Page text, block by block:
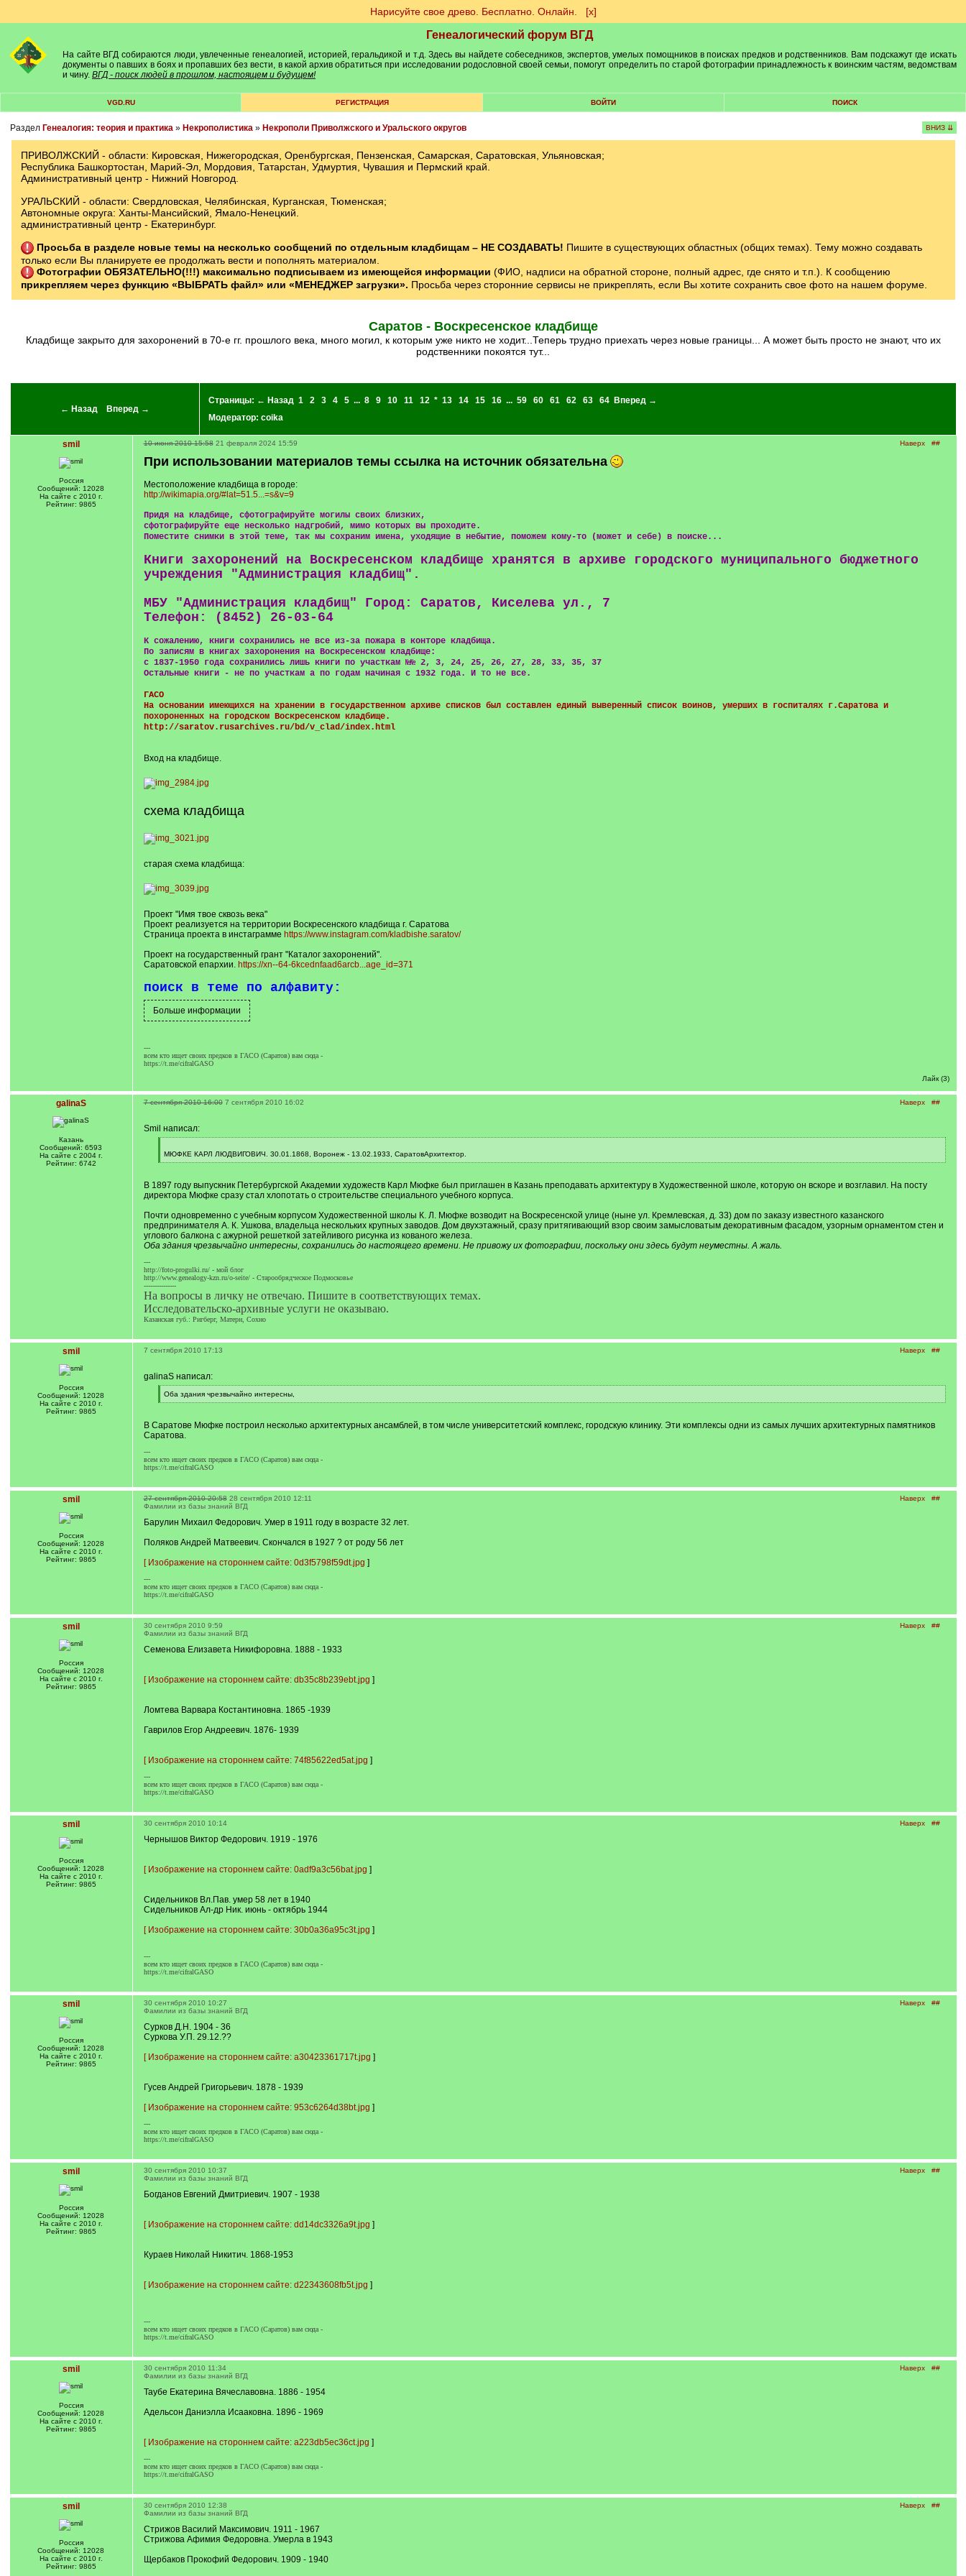
Нарисуйте свое древо. Бесплатно. Онлайн. [х]
Генеалогический форум ВГД
На сайте ВГД собираются люди, увлеченные генеалогией, историей, геральдикой и т.д. Здесь вы найдете собеседников, экспертов, умелых помощников в поисках предков и родственников. Вам подскажут где искать
документы о павших в боях и пропавших без вести, в какой архив обратиться при исследовании родословной своей семьи, помогут определить по старой фотографии принадлежность к воинским частям, ведомствам
и чину. ВГД - поиск людей в прошлом, настоящем и будущем!
VGD.RU РЕГИСТРАЦИЯ ВОЙТИ ПОИСК
Раздел Генеалогия: теория и практика» Некрополистика» Некрополи Приволжского и Уральского округов ВНИЗ ⇊
ПРИВОЛЖСКИЙ - области: Кировская, Нижегородская, Оренбургская, Пензенская, Самарская, Саратовская, Ульяновская;
Республика Башкортостан, Марий-Эл, Мордовия, Татарстан, Удмуртия, Чувашия и Пермский край.
Административный центр - Нижний Новгород.
УРАЛЬСКИЙ - области: Свердловская, Челябинская, Курганская, Тюменская;
Автономные округа: Ханты-Мансийский, Ямало-Ненецкий.
административный центр - Екатеринбург.
Просьба в разделе новые темы на несколько сообщений по отдельным кладбищам – НЕ СОЗДАВАТЬ! Пишите в существующих областных (общих темах). Тему можно создавать
только если Вы планируете ее продолжать вести и пополнять материалом.
Фотографии ОБЯЗАТЕЛЬНО(!!!) максимально подписываем из имеющейся информации (ФИО, надписи на обратной стороне, полный адрес, где снято и т.п.). К сообщению
прикрепляем через функцию «ВЫБРАТЬ файл» или «МЕНЕДЖЕР загрузки». Просьба через сторонние сервисы не прикреплять, если Вы хотите сохранить свое фото на нашем форуме.
Саратов - Воскресенское кладбище
кладбище закрыто для захоронений в 70-е гг. прошлого века, много могил, к которым уже никто не ходит...Теперь трудно приехать через новые границы... А может быть просто не знают, что их
родственники покоятся тут...
← Назад Вперед →
Страницы: ← Назад 1 2 3 4 5 ... 8 9 10 11 12 * 13 14 15 16 ... 59 60 61 62 63 64
Вперед →
Модератор: coika
smil
Россия
Сообщений: 12028
На сайте с 2010 г.
Рейтинг: 9865
Наверх ##
10 июня 2010 15:58 21 февраля 2024 15:59
При использовании материалов темы ссылка на источник обязательна
Местоположение кладбища в городе:
http://wikimapia.org/#lat=51.5...=s&v=9
Придя на кладбище, сфотографируйте могилы своих близких,
сфотографируйте еще несколько надгробий, мимо которых вы проходите.
Поместите снимки в этой теме, так мы сохраним имена, уходящие в небытие, поможем кому-то (может и себе) в поиске...
Книги захоронений на Воскресенском кладбище хранятся в архиве городского муниципального бюджетного
учреждения "Администрация кладбищ".
МБУ "Администрация кладбищ" Город: Саратов, Киселева ул., 7
Телефон: (8452) 26-03-64
К сожалению, книги сохранились не все из-за пожара в конторе кладбища.
По записям в книгах захоронения на Воскресенском кладбище:
с 1837-1950 года сохранились лишь книги по участкам №№ 2, 3, 24, 25, 26, 27, 28, 33, 35, 37
Остальные книги - не по участкам а по годам начиная с 1932 года. И то не все.
ГАСО
На основании имеющихся на хранении в государственном архиве списков был составлен единый выверенный список воинов, умерших в госпиталях г.Саратова и
похороненных на городском Воскресенском кладбище.
http://saratov.rusarchives.ru/bd/v_clad/index.html
Вход на кладбище.
схема кладбища
старая схема кладбища:
Проект "Имя твое сквозь века"
Проект реализуется на территории Воскресенского кладбища г. Саратова
Страница проекта в инстаграмме https://www.instagram.com/kladbishe.saratov/
Проект на государственный грант "Каталог захоронений".
Саратовской епархии. https://xn--64-6kcednfaad6arcb...age_id=371
поиск в теме по алфавиту:
---
всем кто ищет своих предков в ГАСО (Саратов) вам сюда -
https://t.me/cifralGASO
Лайк (3)
galinaS
Казань
Сообщений: 6593
На сайте с 2004 г.
Рейтинг: 6742
Наверх ##
7 сентября 2010 16:00 7 сентября 2010 16:02
Smil написал:
q
]
МЮФКЕ КАРЛ ЛЮДВИГОВИЧ. 30.01.1868, Воронеж - 13.02.1933, СаратовАрхитектор.
[
]
В 1897 году выпускник Петербургской Академии художеств Карл Мюфке был приглашен в Казань преподавать архитектуру в Художественной школе, которую он вскоре и возглавил. На посту
директора Мюфке сразу стал хлопотать о строительстве специального учебного корпуса.
Почти одновременно с учебным корпусом Художественной школы К. Л. Мюфке возводит на Воскресенской улице (ныне ул. Кремлевская, д. 33) дом по заказу известного казанского
предпринимателя А. К. Ушкова, владельца нескольких крупных заводов. Дом двухэтажный, сразу притягивающий взор своим замысловатым декоративным фасадом, узорным орнаментом стен и
углового балкона с ажурной решеткой затейливого рисунка из кованого железа.
Оба здания чрезвычайно интересны, сохранились до настоящего времени. Не привожу их фотографии, поскольку они здесь будут неуместны. А жаль.
---
http://foto-progulki.ru/ - мой блог
http://www.genealogy-kzn.ru/o-seite/ - Старообрядческое Подмосковье
---------------
На вопросы в личку не отвечаю. Пишите в соответствующих темах.
Исследовательско-архивные услуги не оказываю.
Казанская губ.: Ригберг, Матерн, Сохно
smil
Россия
Сообщений: 12028
На сайте с 2010 г.
Рейтинг: 9865
Наверх ##
7 сентября 2010 17:13
galinaS написал:
[
q
Оба здания чрезвычайно интересны,
[
]
В Саратове Мюфке построил несколько архитектурных ансамблей, в том числе университетский комплекс, городскую клинику. Эти комплексы одни из самых лучших архитектурных памятников
Саратова.
---
всем кто ищет своих предков в ГАСО (Саратов) вам сюда -
https://t.me/cifralGASO
smil
Россия
Сообщений: 12028
На сайте с 2010 г.
Рейтинг: 9865
Наверх ##
27 сентября 2010 20:58 28 сентября 2010 12:11
Фамилии из базы знаний ВГД
Барулин Михаил Федорович. Умер в 1911 году в возрасте 32 лет.
Поляков Андрей Матвеевич. Скончался в 1927 ? от роду 56 лет
[ Изображение на стороннем сайте: 0d3f5798f59dt.jpg ]
---
всем кто ищет своих предков в ГАСО (Саратов) вам сюда -
https://t.me/cifralGASO
smil
Россия
Сообщений: 12028
На сайте с 2010 г.
Рейтинг: 9865
Наверх ##
30 сентября 2010 9:59
Фамилии из базы знаний ВГД
Семенова Елизавета Никифоровна. 1888 - 1933
[ Изображение на стороннем сайте: db35c8b239ebt.jpg ]
Ломтева Варвара Костантиновна. 1865 -1939
Гаврилов Егор Андреевич. 1876- 1939
[ Изображение на стороннем сайте: 74f85622ed5at.jpg ]
---
всем кто ищет своих предков в ГАСО (Саратов) вам сюда -
https://t.me/cifralGASO
smil
Россия
Сообщений: 12028
На сайте с 2010 г.
Рейтинг: 9865
Наверх ##
30 сентября 2010 10:14
Чернышов Виктор Федорович. 1919 - 1976
[ Изображение на стороннем сайте: 0adf9a3c56bat.jpg ]
Сидельников Вл.Пав. умер 58 лет в 1940
Сидельников Ал-др Ник. июнь - октябрь 1944
[ Изображение на стороннем сайте: 30b0a36a95c3t.jpg ]
---
всем кто ищет своих предков в ГАСО (Саратов) вам сюда -
https://t.me/cifralGASO
smil
Россия
Сообщений: 12028
На сайте с 2010 г.
Рейтинг: 9865
Наверх ##
30 сентября 2010 10:27
Фамилии из базы знаний ВГД
Сурков Д.Н. 1904 - 36
Суркова У.П. 29.12.??
[ Изображение на стороннем сайте: a30423361717t.jpg ]
Гусев Андрей Григорьевич. 1878 - 1939
[ Изображение на стороннем сайте: 953c6264d38bt.jpg ]
---
всем кто ищет своих предков в ГАСО (Саратов) вам сюда -
https://t.me/cifralGASO
smil
Россия
Сообщений: 12028
На сайте с 2010 г.
Рейтинг: 9865
Наверх ##
30 сентября 2010 10:37
Фамилии из базы знаний ВГД
Богданов Евгений Дмитриевич. 1907 - 1938
[ Изображение на стороннем сайте: dd14dc3326a9t.jpg ]
Кураев Николай Никитич. 1868-1953
[ Изображение на стороннем сайте: d22343608fb5t.jpg ]
---
всем кто ищет своих предков в ГАСО (Саратов) вам сюда -
https://t.me/cifralGASO
smil
Россия
Сообщений: 12028
На сайте с 2010 г.
Рейтинг: 9865
Наверх ##
30 сентября 2010 11:34
Фамилии из базы знаний ВГД
Таубе Екатерина Вячеславовна. 1886 - 1954
Адельсон Даниэлла Исааковна. 1896 - 1969
[ Изображение на стороннем сайте: a223db5ec36ct.jpg ]
---
всем кто ищет своих предков в ГАСО (Саратов) вам сюда -
https://t.me/cifralGASO
smil
Россия
Сообщений: 12028
На сайте с 2010 г.
Рейтинг: 9865
Наверх ##
30 сентября 2010 12:38
Фамилии из базы знаний ВГД
Стрижов Василий Максимович. 1911 - 1967
Стрижова Афимия Федоровна. Умерла в 1943
Щербаков Прокофий Федорович. 1909 - 1940